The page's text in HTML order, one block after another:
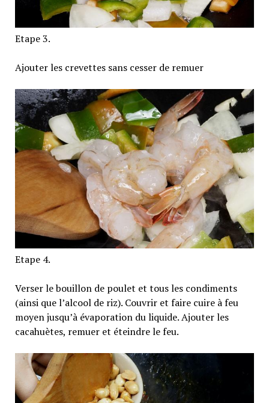
Etape 3.
Ajouter les crevettes sans cesser de remuer
Etape 4.
Verser le bouillon de poulet et tous les condiments
(ainsi que l’alcool de riz). Couvrir et faire cuire à feu
moyen jusqu’à évaporation du liquide. Ajouter les
cacahuètes, remuer et éteindre le feu.